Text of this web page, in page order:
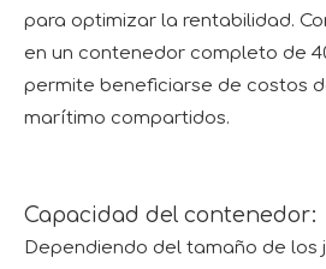
para optimizar la rentabilidad.
en un contenedor completo de
permite beneficiarse de costos
marítimo compartidos.
Capacidad del contenedor:
Dependiendo del tamaño de los